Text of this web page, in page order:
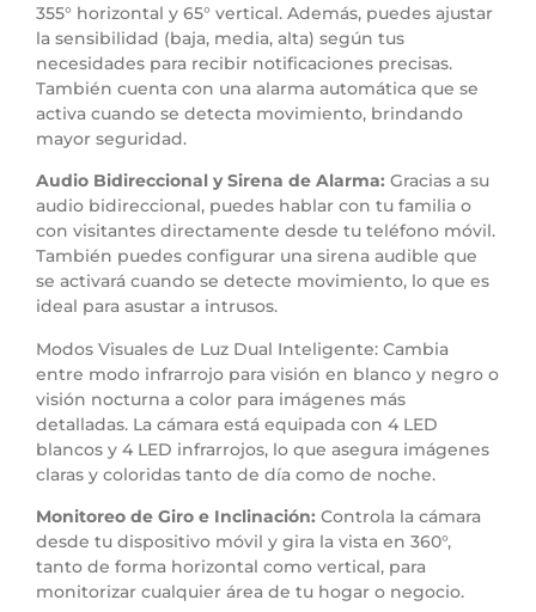
355° horizontal y 65° vertical. Además, puedes ajustar
la sensibilidad (baja, media, alta) según tus
necesidades para recibir notificaciones precisas.
También cuenta con una alarma automática que se
activa cuando se detecta movimiento, brindando
mayor seguridad.
Audio Bidireccional y Sirena de Alarma: Gracias a su
audio bidireccional, puedes hablar con tu familia o
con visitantes directamente desde tu teléfono móvil.
También puedes configurar una sirena audible que
se activará cuando se detecte movimiento, lo que es
ideal para asustar a intrusos.
Modos Visuales de Luz Dual Inteligente: Cambia
entre modo infrarrojo para visión en blanco y negro o
visión nocturna a color para imágenes más
detalladas. La cámara está equipada con 4 LED
blancos y 4 LED infrarrojos, lo que asegura imágenes
claras y coloridas tanto de día como de noche.
Monitoreo de Giro e Inclinación: Controla la cámara
desde tu dispositivo móvil y gira la vista en 360°,
tanto de forma horizontal como vertical, para
monitorizar cualquier área de tu hogar o negocio.